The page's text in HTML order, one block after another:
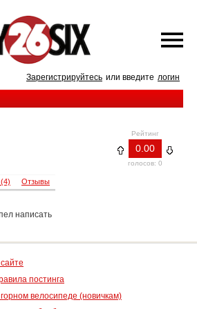
Зарегистрируйтесь или введите логин
Рейтинг
0.00
голосов: 0
Отзывы
написать
постинга
велосипеде (новичкам)